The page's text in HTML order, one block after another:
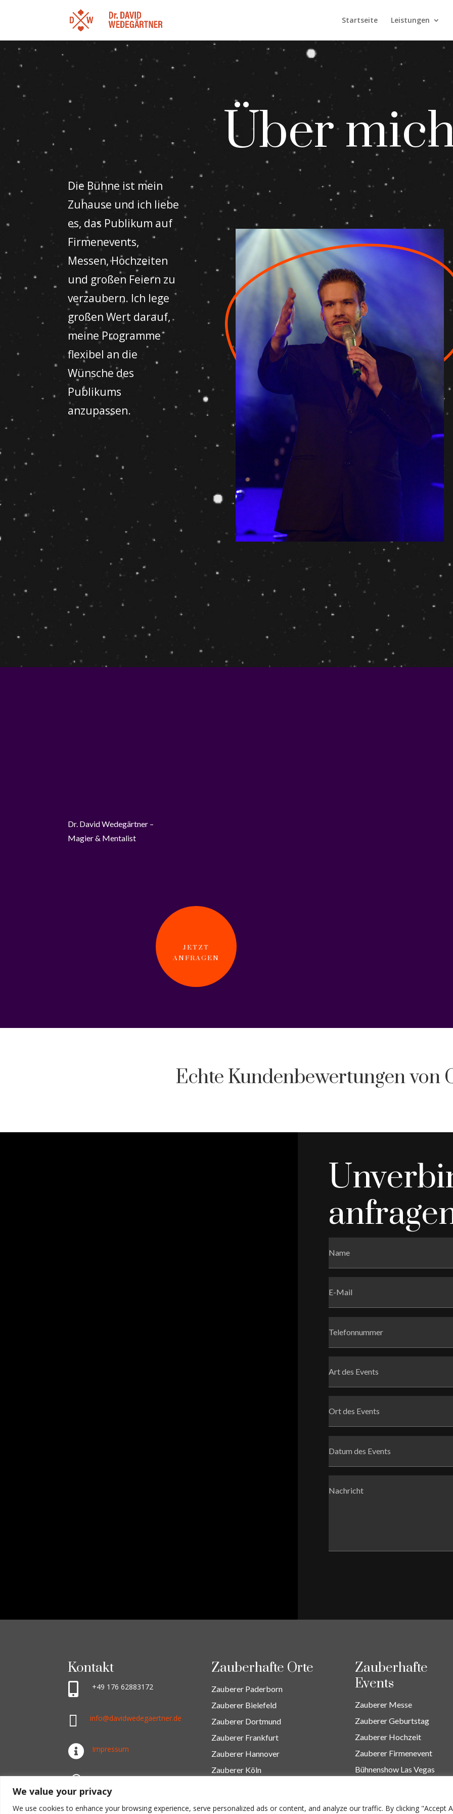
We value your privacy
We use cookies to enhance your browsing experience, serve personalized ads or content, and analyze our traffic. By clicking "Accept
Startseite Leistungen
Über
Die Bühne ist mein
Zuhause und ich liebe
es, das Publikum auf
Firmenevents,
Messen, Hochzeiten
und großen Feiern zu
verzaubern. Ich lege
großen Wert darauf,
meine Programme
flexibel an die
Wünsche des
Publikums
anzupassen.
Dr. David Wedegärtner –
Magier & Mentalist
JETZT
ANFRAGEN
Echte Kundenbewertungen von
Kontakt
 +49 176 62883172‬
 info@davidwedegaertner.de
 Impressum
Zauberhafte Orte
Zauberer Paderborn
Zauberer Bielefeld
Zauberer Dortmund
Zauberer Frankfurt
Zauberer Hannover
Zauberer Köln
Zauberhafte
Events
Zauberer Messe
Zauberer Geburtstag
Zauberer Hochzeit
Zauberer Firmenevent
Bühnenshow Las Vegas